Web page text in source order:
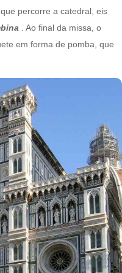
percorre a catedral, eis
. Ao final da missa, o
em forma de pomba, que